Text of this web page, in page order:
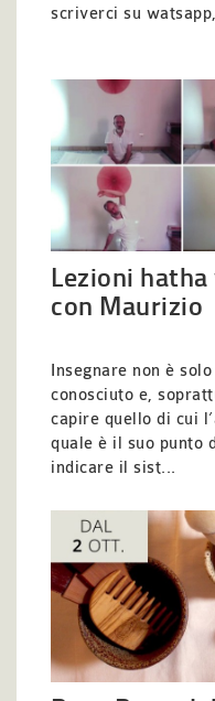
scriverci su
Lezioni
con Maurizio
Insegnare non è
conosciuto e,
capire quello di cui
quale è il suo punto
indicare il sist...